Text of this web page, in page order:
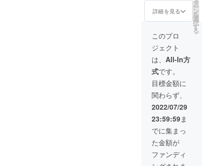
※確認方
法 ご来
店の際
に支援
画面の
ご提示
のご協
力お願
い致し
ます。
ンご利
用の場
合は別
料金に
なりま
す。 ・
消費税
込 ・有
効期限
1ヶ月
（11月1
日〜11
月30
日） ※
予約方
法 メー
ル・電
話にて
のご予
約にな
イ広
告） ・
広告内
容はの
ご用意
はお客
様でご
準備お
願い致
しま
す。 ・
期間4ヶ
月（9月
1日〜12
月31
日） ・
配信す
る静止
画等の
お打ち
価
180,000
円のと
ころ
20%引
きの
144,000
円でご
利用い
ただけ
るので
是非遊
び尽く
して下
さい。
※購入者
ご本人
様以外
のご利
用はで
ゲーム
好きは
もちろ
んのこ
と比較
的若い
男性
や、サ
ラリー
マンの
方の出
張が予
想され
ますの
で、そ
のター
ゲット
の商品
やサー
ビスは
詳細を見る
タ
ー
ン
を
選
択
す
る
このプロ
ジェクト
は、 All-In方
式です。
目標金額に
関わらず、
2022/07/29
23:59:59ま
でに集まっ
た金額が
ファンディ